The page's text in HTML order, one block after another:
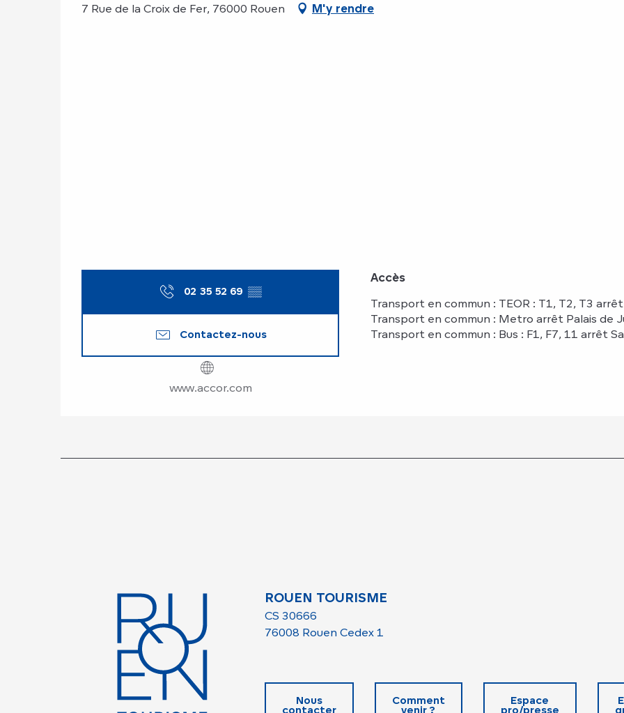
7 Rue de la Croix de Fer, 76000 Rouen M'y rendre
02 35 52 69 ▒▒
Contactez-nous
www.accor.com
Accès
Accès
Transport en commun : TEOR : T1, T2, T3
Transport en commun : Metro arrêt Palais de
Transport en commun : Bus : F1, F7, 11 arrêt
ROUEN TOURISME
CS 30666
76008 Rouen Cedex 1
Nous
contacter
Comment
venir ?
Espace
pro/presse